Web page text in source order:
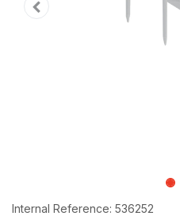
Internal Reference: 536252